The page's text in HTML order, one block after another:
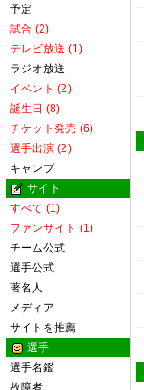
予定
試合 (2)
テレビ放送 (1)
ラジオ放送
イベント (2)
誕生日 (8)
チケット発売 (6)
選手出演 (2)
キャンプ
サイト
すべて (1)
ファンサイト (1)
チーム公式
選手公式
著名人
メディア
サイトを推薦
選手
選手名鑑
故障者